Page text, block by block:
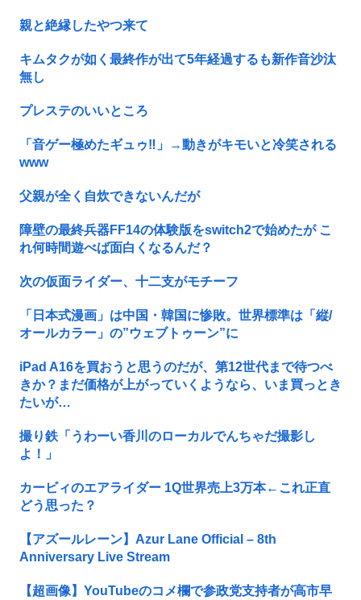
親と絶縁したやつ来て
キムタクが如く最終作が出て5年経過するも新作音沙汰
無し
プレステのいいところ
「音ゲー極めたギュゥ‼️」→動きがキモいと冷笑される
www
父親が全く自炊できないんだが
障壁の最終兵器FF14の体験版をswitch2で始めたが こ
れ何時間遊べば面白くなるんだ？
次の仮面ライダー、十二支がモチーフ
「日本式漫画」は中国・韓国に惨敗。世界標準は「縦/
オールカラー」の”ウェブトゥーン”に
iPad A16を買おうと思うのだが、第12世代まで待つべ
きか？まだ価格が上がっていくようなら、いま買っとき
たいが…
撮り鉄「うわーい香川のローカルでんちゃだ撮影し
よ！」
カービィのエアライダー 1Q世界売上3万本←これ正直
どう思った？
【アズールレーン】Azur Lane Official – 8th
Anniversary Live Stream
【超画像】YouTubeのコメ欄で参政党支持者が高市早